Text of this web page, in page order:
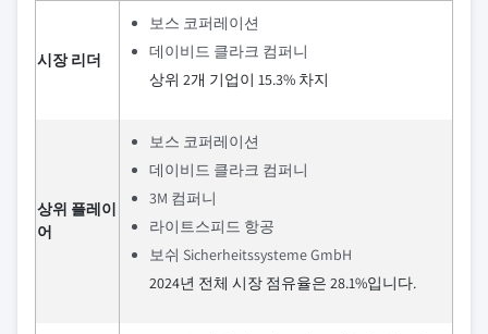
시장 리더
보스 코퍼레이션
데이비드 클라크 컴퍼니
상위 2개 기업이 15.3% 차지
상위 플레이
어
보스 코퍼레이션
데이비드 클라크 컴퍼니
3M 컴퍼니
라이트스피드 항공
보쉬 Sicherheitssysteme GmbH
2024년 전체 시장 점유율은 28.1%입니다.